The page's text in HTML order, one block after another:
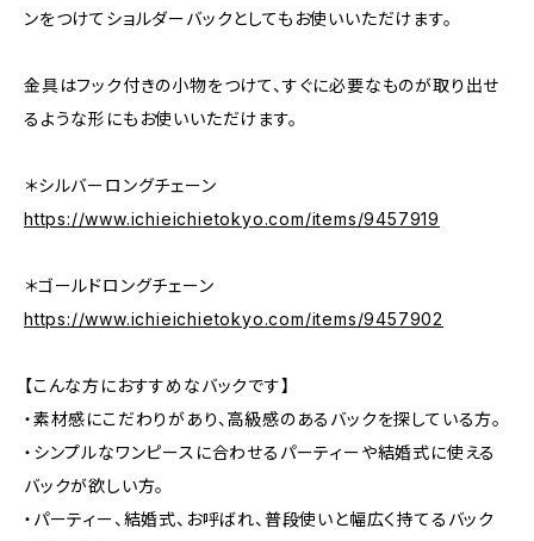
ンをつけてショルダーバックとしてもお使いいただけます。
金具はフック付きの小物をつけて、すぐに必要なものが取り出せ
るような形にもお使いいただけます。
＊シルバーロングチェーン
https://www.ichieichietokyo.com/items/9457919
＊ゴールドロングチェーン
https://www.ichieichietokyo.com/items/9457902
【こんな方におすすめなバックです】
・素材感にこだわりがあり、高級感のあるバックを探している方。
・シンプルなワンピースに合わせるパーティーや結婚式に使える
バックが欲しい方。
・パーティー、結婚式、お呼ばれ、普段使いと幅広く持てるバック